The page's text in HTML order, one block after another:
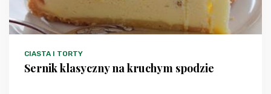
CIASTA I TORTY
Sernik klasyczny na kruchym spodzie